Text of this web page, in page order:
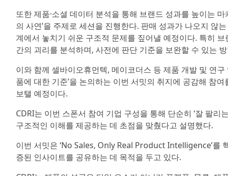
또한 제품·소셜 데이터 분석을 통해 브랜드 성과를 높이는
의 사연’을 주제로 세션을 진행한다. 판매 성과가 나오지 않
계에서 놓치기 쉬운 구조적 문제를 짚어낼 예정이다. 특히
간의 괴리를 분석하며, 사전에 판단 기준을 보완할 수 있는
이와 함께 셀바이오휴먼텍, 메이코더스 등 제품 개발 및 연
품에 대한 기준’을 논의하는 이번 서밋의 취지에 공감해 참
보탤 예정이다.
CDRI는 이번 스폰서 참여 기업 구성을 통해 단순히 ‘잘 팔
구조적인 이해를 제공하는 데 초점을 맞췄다고 설명했다.
이번 서밋은 ‘No Sales, Only Real Product Intelligence’를
증된 인사이트를 공유하는 데 목적을 두고 있다.